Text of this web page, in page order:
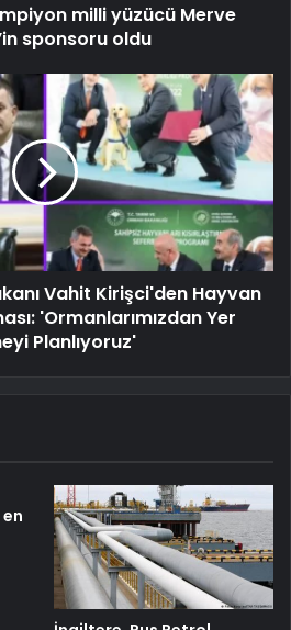
milli yüzücü Merve
sponsoru oldu
Vahit Kirişci'den Hayvan
'Ormanlarımızdan Yer
Planlıyoruz'